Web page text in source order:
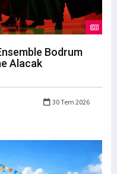
Bodrum
Alacak
30 Tem 2026